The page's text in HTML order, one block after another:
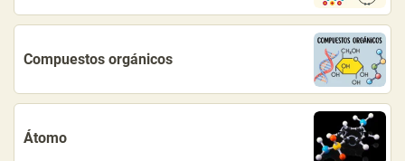
Compuestos orgánicos
Átomo